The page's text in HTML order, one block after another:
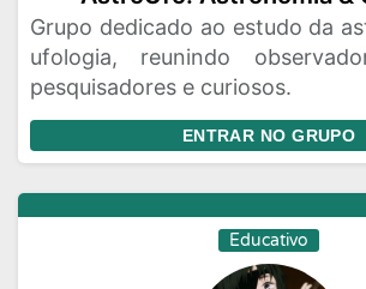
Grupo dedicado ao estudo da
ufologia, reunindo
pesquisadores e curiosos.
ENTRAR NO GRUPO
Educativo